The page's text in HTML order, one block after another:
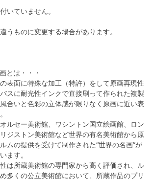
いていません。
うものに変更する場合があります。
とは・・・
表面に特殊な加工（特許）をして原画再現性
スに耐光性インクで直接刷って作られた複製
合いと色彩の立体感が限りなく原画に近い表
ルセー美術館、ワシントン国立絵画館、ロン
ジストン美術館など世界の有名美術館から原
ムの提供を受けて制作された“世界の名画”が
ます。
は所蔵美術館の専門家から高く評価され、ル
多くの公立美術館において、所蔵作品のプリ